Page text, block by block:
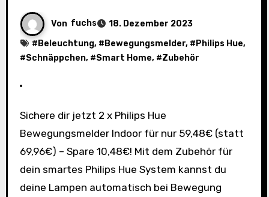
Von fuchs
18. Dezember 2023
# Beleuchtung, # Bewegungsmelder, # Philips Hue,
#Schnäppchen, #Smart Home, #Zubehör
Sichere dir jetzt 2 x Philips Hue
Bewegungsmelder Indoor für nur 59,48€ (statt
69,96€) – Spare 10,48€! Mit dem Zubehör für
dein smartes Philips Hue System kannst du
deine Lampen automatisch bei Bewegung